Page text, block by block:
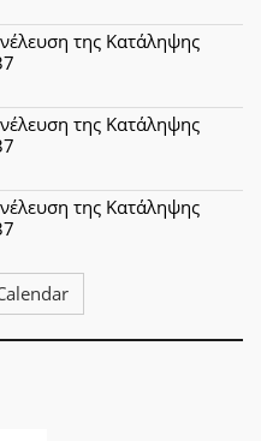
της Κατάληψης
της Κατάληψης
της Κατάληψης